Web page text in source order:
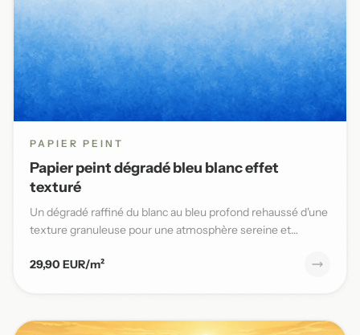
PAPIER PEINT
Papier peint dégradé bleu blanc effet
texturé
Un dégradé raffiné du blanc au bleu profond rehaussé d'une
texture granuleuse pour une atmosphère sereine et
29,90 EUR/m²